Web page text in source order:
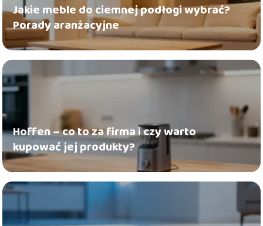
Jakie meble do ciemnej podłogi wybrać?
Porady aranżacyjne
Hoffen – co to za firma i czy warto
kupować jej produkty?